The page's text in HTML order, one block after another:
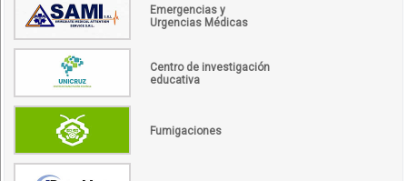
Emergencias y
Urgencias Médicas
Centro de investigación
educativa
Fumigaciones